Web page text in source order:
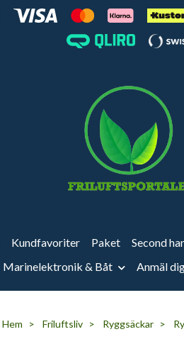
Kundfavoriter Paket Second
Marinelektronik & Båt Anmäl
Hem Friluftsliv Ryggsäckar